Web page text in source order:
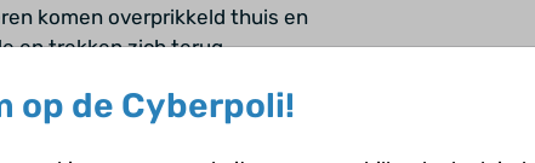
komen overprikkeld thuis en
en trekken zich terug.
met allerlei angsten, ik was
op de Cyberpoli!